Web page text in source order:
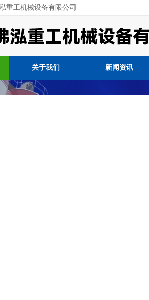
重工机械设备有限公司
关于我们 新闻资讯